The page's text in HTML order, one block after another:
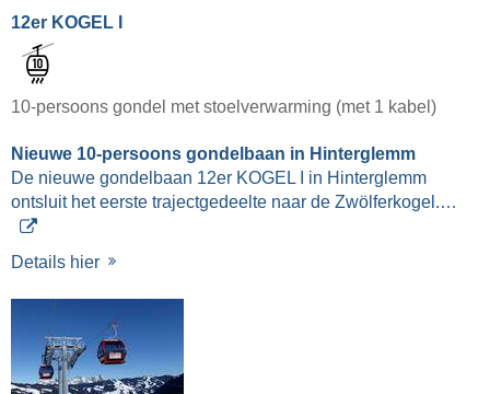
12er KOGEL I
10-persoons gondel met stoelverwarming (met 1 kabel)
Nieuwe 10-persoons gondelbaan in Hinterglemm
De nieuwe gondelbaan 12er KOGEL I in Hinterglemm
ontsluit het eerste trajectgedeelte naar de Zwölferkogel.…
Details hier